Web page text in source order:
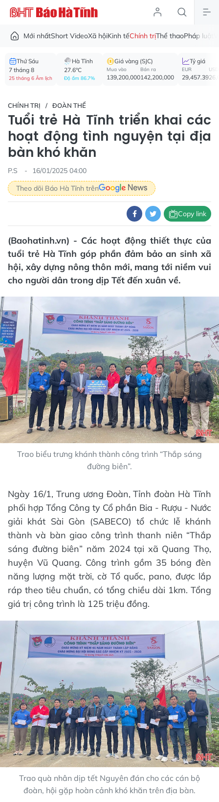
Mới nhấtShort VideoXã hộiKinh tếChính trịThể thaoPháp luật
Thứ Sáu
7 tháng 8
25 tháng 6 Âm lịch
Hà Tĩnh
27.6°C
Độ ẩm 86.7%
Giá vàng (SJC)
Mua vào
139,200,000
Bán ra
142,200,000
Tỷ giá
EUR
29,457.39
USD
CHÍNH TRỊ ĐOÀN THỂ
Tuổi trẻ Hà Tĩnh triển khai các
hoạt động tình nguyện tại địa
bàn khó khăn
P.S
16/01/2025 04:00
Theo dõi Báo Hà Tĩnh trên
Copy link
(Baohatinh.vn) - Các hoạt động thiết thực của
tuổi trẻ Hà Tĩnh góp phần đảm bảo an sinh xã
hội, xây dựng nông thôn mới, mang tới niềm vui
cho người dân trong dịp Tết đến xuân về.
Trao biểu trưng khánh thành công trình “Thắp sáng
đường biên”.
Ngày 16/1, Trung ương Đoàn, Tỉnh đoàn Hà Tĩnh
phối hợp Tổng Công ty Cổ phần Bia - Rượu - Nước
giải khát Sài Gòn (SABECO) tổ chức lễ khánh
thành và bàn giao công trình thanh niên “Thắp
sáng đường biên” năm 2024 tại xã Quang Thọ,
huyện Vũ Quang. Công trình gồm 35 bóng đèn
năng lượng mặt trời, cờ Tổ quốc, pano, được lắp
ráp theo tiêu chuẩn, có tổng chiều dài 1km. Tổng
giá trị công trình là 125 triệu đồng.
Trao quà nhân dịp tết Nguyên đán cho các cán bộ
đoàn, hội gặp hoàn cảnh khó khăn trên địa bàn.